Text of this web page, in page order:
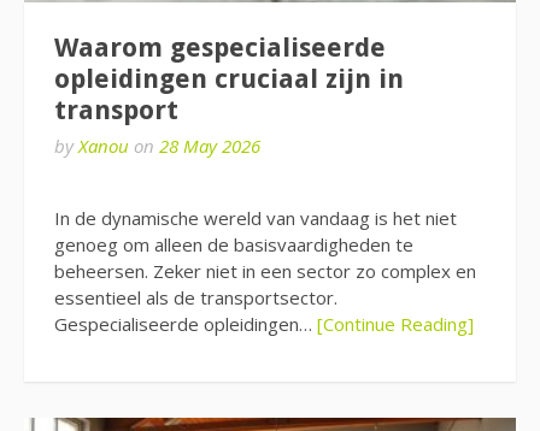
Waarom gespecialiseerde
opleidingen cruciaal zijn in
transport
byXanou on 28 May 2026
In de dynamische wereld van vandaag is het niet
genoeg om alleen de basisvaardigheden te
beheersen. Zeker niet in een sector zo complex en
essentieel als de transportsector.
Gespecialiseerde opleidingen… [Continue Reading]